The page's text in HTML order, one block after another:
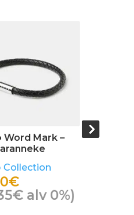
Word Mark –
Collection
€
€alv 0%)
Volvo